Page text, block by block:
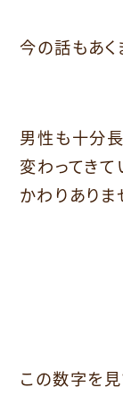
今の話もあく
男性も十分
変わってき
かわりありま
この数字を見